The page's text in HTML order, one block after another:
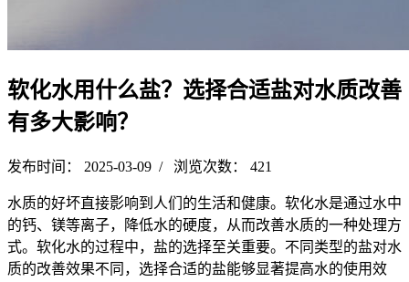
软化水用什么盐？选择合适盐对水质改善
有多大影响？
发布时间： 2025-03-09 / 浏览次数： 421
水质的好坏直接影响到人们的生活和健康。软化水是通过水中
的钙、镁等离子，降低水的硬度，从而改善水质的一种处理方
式。软化水的过程中，盐的选择至关重要。不同类型的盐对水
质的改善效果不同，选择合适的盐能够显著提高水的使用效